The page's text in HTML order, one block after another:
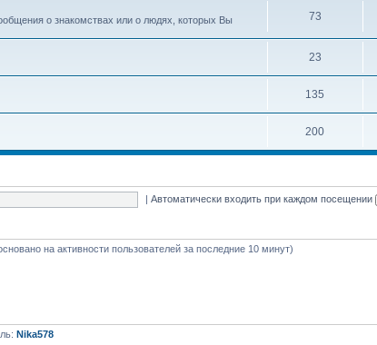
о знакомствах или о людях, которых Вы
73
23
135
200
|Автоматически входить при каждом посещении
на активности пользователей за последние 10 минут)
Nika578